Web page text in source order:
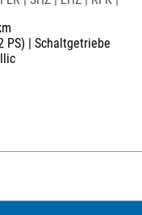
PS) | Schaltgetriebe